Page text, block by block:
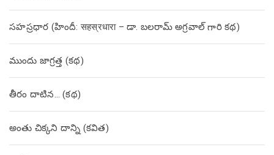
సహస్రధార (హిందీ: सहस्रधारा – డా. బలరామ్ అగ్రవాల్ గారి కథ)
ముందు జాగ్రత్త (క‌థ‌)
తీరం దాటిన… (క‌థ‌)
అంతు చిక్కని దాన్ని (కవిత)